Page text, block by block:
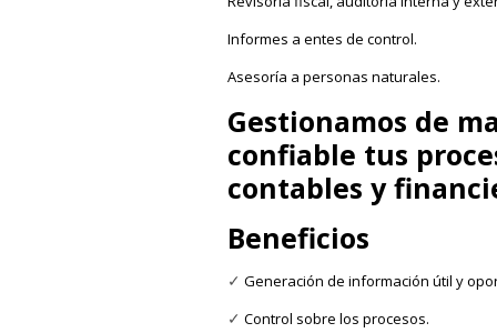
Informes a entes de control.
Asesoría a personas naturales.
Gestionamos de
confiable tus
contables y
Beneficios
✓ Generación de información útil y
✓ Control sobre los procesos.